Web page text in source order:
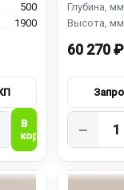
500
1900
60 270 ₽
−